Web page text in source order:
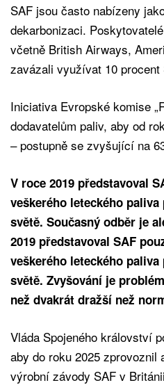
SAF jsou často nabízeny
dekarbonizaci.
včetně British Airways,
zavázali využívat 10 procent
Iniciativa Evropské komise
dodavatelům paliv, aby od
– postupně se zvyšující na
V roce 2019 představoval
veškerého leteckého
světě. Současný odběr je
2019 představoval SAF
veškerého leteckého
světě. Zvyšování je
než dvakrát dražší než
Vláda Spojeného království
aby do roku 2025 zprovoznil
výrobní závody SAF v